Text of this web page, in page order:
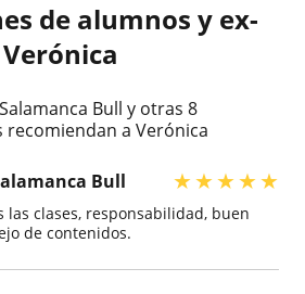
de alumnos y ex-
Bull y otras 8
recomiendan a Verónica
Bull ★★★★★
las clases, responsabilidad, buen
de contenidos.